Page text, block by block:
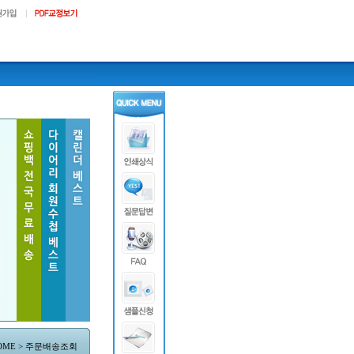
> 주문배송조회